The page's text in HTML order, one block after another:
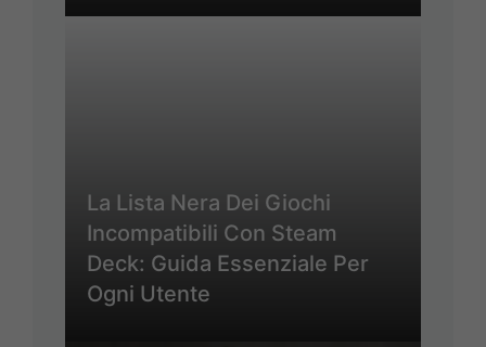
La Lista Nera Dei Giochi
Incompatibili Con Steam
Deck: Guida Essenziale Per
Ogni Utente